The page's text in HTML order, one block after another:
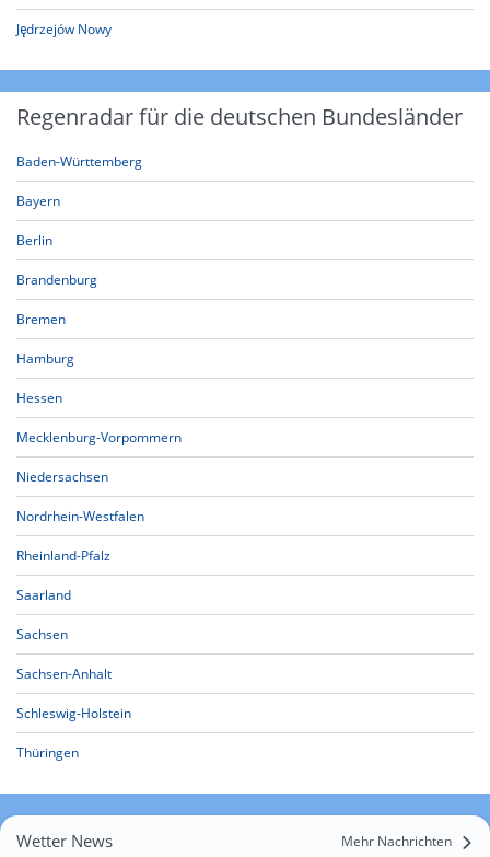
Jędrzejów Nowy
Regenradar für die deutschen Bundesländer
Baden-Württemberg
Bayern
Berlin
Brandenburg
Bremen
Hamburg
Hessen
Mecklenburg-Vorpommern
Niedersachsen
Nordrhein-Westfalen
Rheinland-Pfalz
Saarland
Sachsen
Sachsen-Anhalt
Schleswig-Holstein
Thüringen
Wetter News Mehr Nachrichten